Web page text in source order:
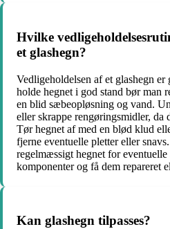
Hvilke
et glashegn?
Vedligeholdelsen af et glashegn
holde hegnet i god stand bør man
en blid sæbeopløsning og vand.
eller skrappe rengøringsmidler, da
Tør hegnet af med en blød klud
fjerne eventuelle pletter eller
regelmæssigt hegnet for eventuelle
komponenter og få dem repareret
Kan glashegn tilpasses?